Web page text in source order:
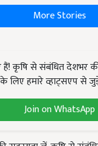
More Stories
हैं! कृषि से संबंधित देशभर
लिए हमारे व्हाट्सएप से
Join on WhatsApp